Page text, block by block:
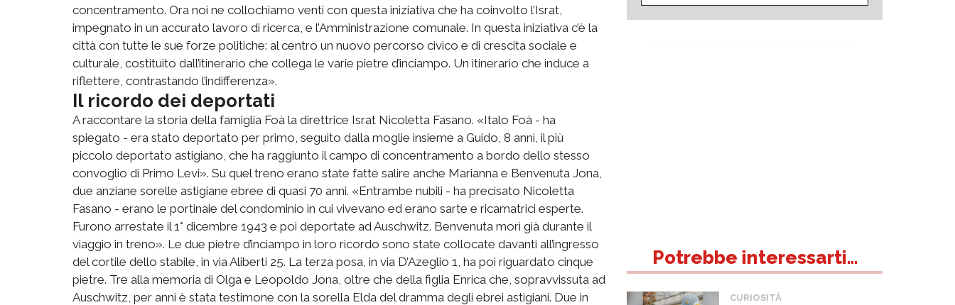
concentramento. Ora noi ne collochiamo venti con questa iniziativa che ha coinvolto l’Israt,
impegnato in un accurato lavoro di ricerca, e l’Amministrazione comunale. In questa iniziativa c’è la
città con tutte le sue forze politiche: al centro un nuovo percorso civico e di crescita sociale e
culturale, costituito dall’itinerario che collega le varie pietre d’inciampo. Un itinerario che induce a
riflettere, contrastando l’indifferenza».
Il ricordo dei deportati
A raccontare la storia della famiglia Foà la direttrice Israt Nicoletta Fasano. «Italo Foà - ha
spiegato - era stato deportato per primo, seguito dalla moglie insieme a Guido, 8 anni, il più
piccolo deportato astigiano, che ha raggiunto il campo di concentramento a bordo dello stesso
convoglio di Primo Levi». Su quel treno erano state fatte salire anche Marianna e Benvenuta Jona,
due anziane sorelle astigiane ebree di quasi 70 anni. «Entrambe nubili - ha precisato Nicoletta
Fasano - erano le portinaie del condominio in cui vivevano ed erano sarte e ricamatrici esperte.
Furono arrestate il 1° dicembre 1943 e poi deportate ad Auschwitz. Benvenuta morì già durante il
viaggio in treno». Le due pietre d’inciampo in loro ricordo sono state collocate davanti all’ingresso
del cortile dello stabile, in via Aliberti 25. La terza posa, in via D’Azeglio 1, ha poi riguardato cinque
pietre. Tre alla memoria di Olga e Leopoldo Jona, oltre che della figlia Enrica che, sopravvissuta ad
Auschwitz, per anni è stata testimone con la sorella Elda del dramma degli ebrei astigiani. Due in
Potrebbe interessarti...
CURIOSITÀ